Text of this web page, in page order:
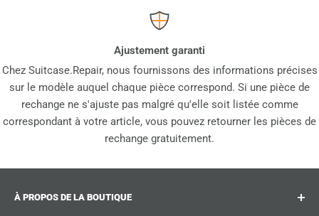
Ajustement garanti
Chez Suitcase.Repair, nous fournissons des informations précises
sur le modèle auquel chaque pièce correspond. Si une pièce de
rechange ne s'ajuste pas malgré qu'elle soit listée comme
correspondant à votre article, vous pouvez retourner les pièces de
rechange gratuitement.
À PROPOS DE LA BOUTIQUE